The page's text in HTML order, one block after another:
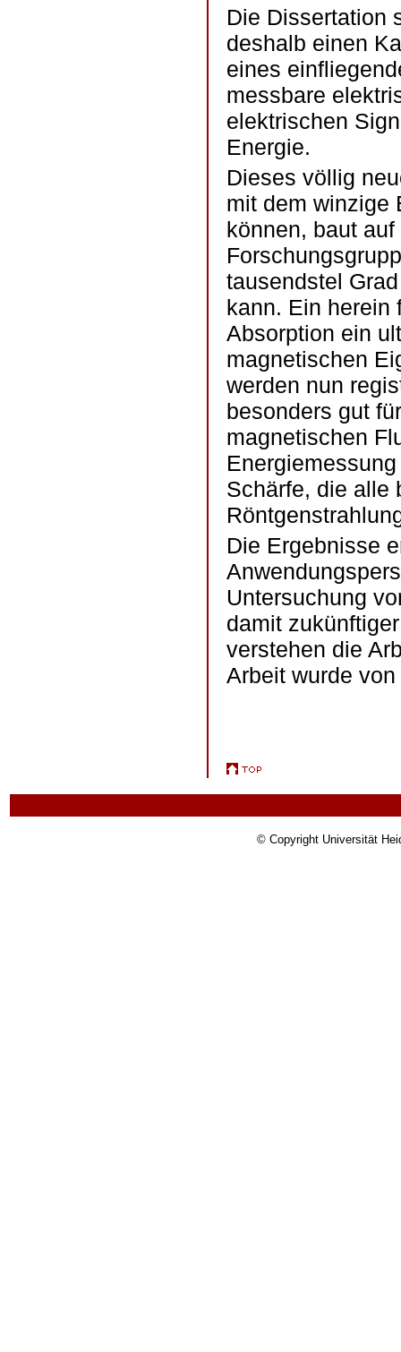
Die Dissertation
deshalb einen
eines
messbare
elektrischen
Energie.
Dieses völlig
mit dem winzige
können, baut
tausendstel
kann. Ein herein
Absorption ein
magnetischen
werden nun
besonders gut
magnetischen
Schärfe, die alle
Die Ergebnisse
Untersuchung
damit
verstehen die
Arbeit wurde
© Copyright Universität